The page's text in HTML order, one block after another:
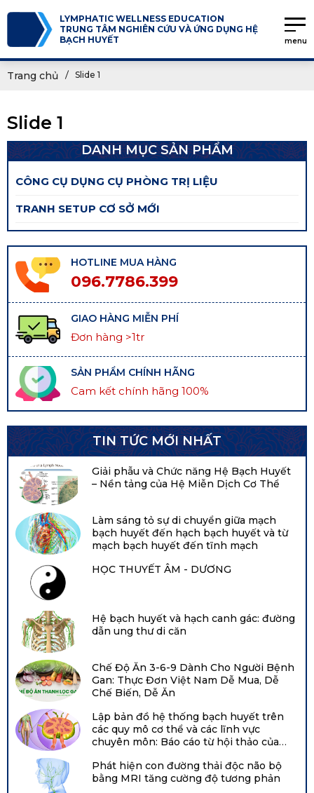
LYMPHATIC WELLNESS EDUCATION
TRUNG TÂM NGHIÊN CỨU VÀ ỨNG DỤNG HỆ
BẠCH HUYẾT
menu
Trang chủ Slide 1
Slide 1
DANH MỤC SẢN PHẨM
CÔNG CỤ DỤNG CỤ PHÒNG TRỊ LIỆU
TRANH SETUP CƠ SỞ MỚI
HOTLINE MUA HÀNG
096.7786.399
GIAO HÀNG MIỄN PHÍ
Đơn hàng >1tr
SẢN PHẨM CHÍNH HÃNG
Cam kết chính hãng 100%
TIN TỨC MỚI NHẤT
Giải phẫu và Chức năng Hệ Bạch Huyết
– Nền tảng của Hệ Miễn Dịch Cơ Thể
Làm sáng tỏ sự di chuyển giữa mạch
bạch huyết đến hạch bạch huyết và từ
mạch bạch huyết đến tĩnh mạch
HỌC THUYẾT ÂM - DƯƠNG
Hệ bạch huyết và hạch canh gác: đường
dẫn ung thư di căn
Chế Độ Ăn 3-6-9 Dành Cho Người Bệnh
Gan: Thực Đơn Việt Nam Dễ Mua, Dễ
Chế Biến, Dễ Ăn
Lập bản đồ hệ thống bạch huyết trên
các quy mô cơ thể và các lĩnh vực
chuyên môn: Báo cáo từ hội thảo của
2021 tại Hội nghị chuyên đề về bạch
huyết Boston
Phát hiện con đường thải độc não bộ
bằng MRI tăng cường độ tương phản